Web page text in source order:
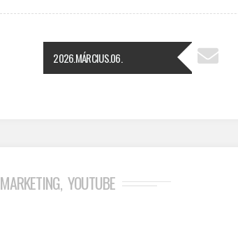
2026.MÁRCIUS.06.
MARKETING, YOUTUBE